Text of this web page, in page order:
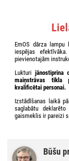
EmOS dārza
iespējas
pievienotajām
Lukturi jānostiprina
maiņstrāvas tīkla
kvalificētai personai.
Izstādīšanas laikā
saglabātu
gaismeklis ir pareizi
Būšu